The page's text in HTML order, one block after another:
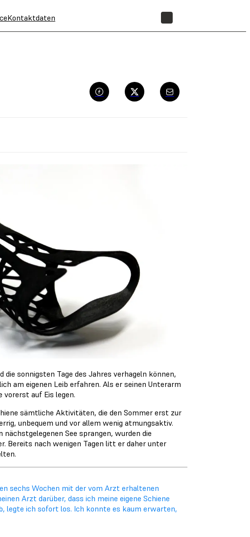
Kontaktdaten
sonnigsten Tage des Jahres verhageln können,
am eigenen Leib erfahren. Als er seinen Unterarm
vorerst auf Eis legen.
sämtliche Aktivitäten, die den Sommer erst zur
unbequem und vor allem wenig atmungsaktiv.
See sprangen, wurden die
Bereits nach wenigen Tagen litt er daher unter
sechs Wochen mit der vom Arzt erhaltenen
Arzt darüber, dass ich meine eigene Schiene
legte ich sofort los. Ich konnte es kaum erwarten,